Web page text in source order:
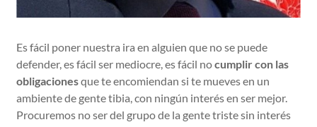
Es fácil poner nuestra ira en alguien que no se puede
defender, es fácil ser mediocre, es fácil nocumplir con las
obligacionesque te encomiendan si te mueves en un
ambiente de gente tibia, con ningún interés en ser mejor.
Procuremos no ser del grupo de la gente triste sin interés